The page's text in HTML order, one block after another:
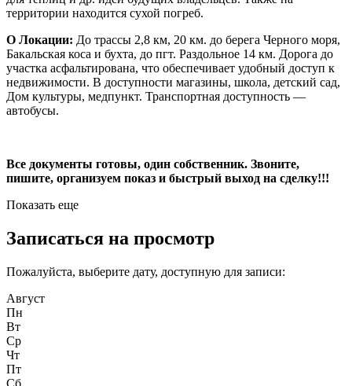
территории находится сухой погреб.
О Локации: До трассы 2,8 км, 20 км. до берeга Чеpногo моря,
Бaкальская косa и бухтa, до пгт. Раздольное 14 км. Дорога до
участка асфальтирована, что обеспечивает удобный доступ к
недвижимости. В доступности магазины, школа, детский сад,
Дом культуры, медпункт. Транспортная доступность —
автобусы.
Все документы готовы, один собственник. Звоните,
пишите, организуем показ и быстрый выход на сделку!!!
Показать еще
Записаться на просмотр
Пожалуйста, выберите дату, доступную для записи:
Август
Пн
Вт
Ср
Чт
Пт